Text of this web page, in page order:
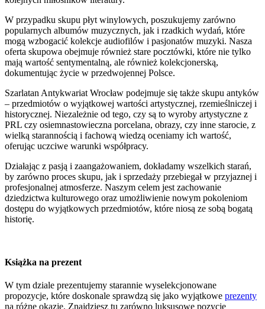
W przypadku skupu płyt winylowych, poszukujemy zarówno
popularnych albumów muzycznych, jak i rzadkich wydań, które
mogą wzbogacić kolekcje audiofilów i pasjonatów muzyki. Nasza
oferta skupowa obejmuje również stare pocztówki, które nie tylko
mają wartość sentymentalną, ale również kolekcjonerską,
dokumentując życie w przedwojennej Polsce.
Szarlatan Antykwariat Wrocław podejmuje się także skupu antyków
– przedmiotów o wyjątkowej wartości artystycznej, rzemieślniczej i
historycznej. Niezależnie od tego, czy są to wyroby artystyczne z
PRL czy osiemnastowieczna porcelana, obrazy, czy inne starocie, z
wielką starannością i fachową wiedzą oceniamy ich wartość,
oferując uczciwe warunki współpracy.
Działając z pasją i zaangażowaniem, dokładamy wszelkich starań,
by zarówno proces skupu, jak i sprzedaży przebiegał w przyjaznej i
profesjonalnej atmosferze. Naszym celem jest zachowanie
dziedzictwa kulturowego oraz umożliwienie nowym pokoleniom
dostępu do wyjątkowych przedmiotów, które niosą ze sobą bogatą
historię.
Książka na prezent
W tym dziale prezentujemy starannie wyselekcjonowane
propozycje, które doskonale sprawdzą się jako wyjątkowe prezenty
na różne okazje. Znajdziesz tu zarówno luksusowe pozycje